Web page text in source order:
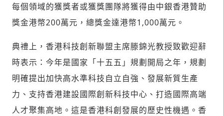
每個領域的獲獎者或獲獎團隊將獲得由中銀香港贊助
獎金港幣200萬元，總獎金達港幣1,000萬元。
典禮上，香港科技創新聯盟主席滕錦光教授致歡迎辭
時表示：今年是國家「十五五」規劃開局之年，規劃
明確提出加快高水準科技自立自強、發展新質生產
力、支持香港建設國際創新科技中心、打造國際高端
人才聚集高地。這是香港科創發展的歷史性機遇。香